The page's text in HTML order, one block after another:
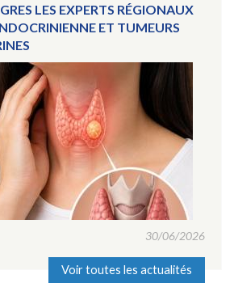
LES EXPERTS RÉGIONAUX
ET TUMEURS
30/06/2026
Voir toutes les actualités